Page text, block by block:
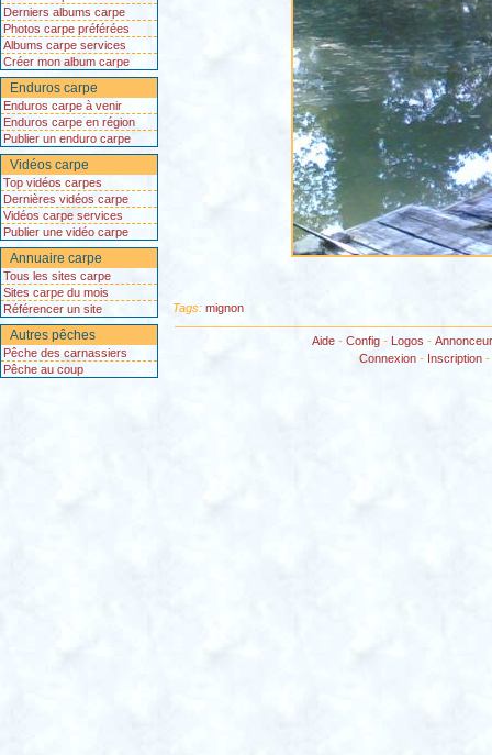
Derniers albums carpe
Photos carpe préférées
Albums carpe services
Créer mon album carpe
Enduros carpe
Enduros carpe à venir
Enduros carpe en région
Publier un enduro carpe
Vidéos carpe
Top vidéos carpes
Dernières vidéos carpe
Vidéos carpe services
Publier une vidéo carpe
Annuaire carpe
Tous les sites carpe
Sites carpe du mois
Référencer un site
Autres pêches
Pêche des carnassiers
Pêche au coup
Tags: mignon
Aide- Config- Logos -
Connexion - Inscription -